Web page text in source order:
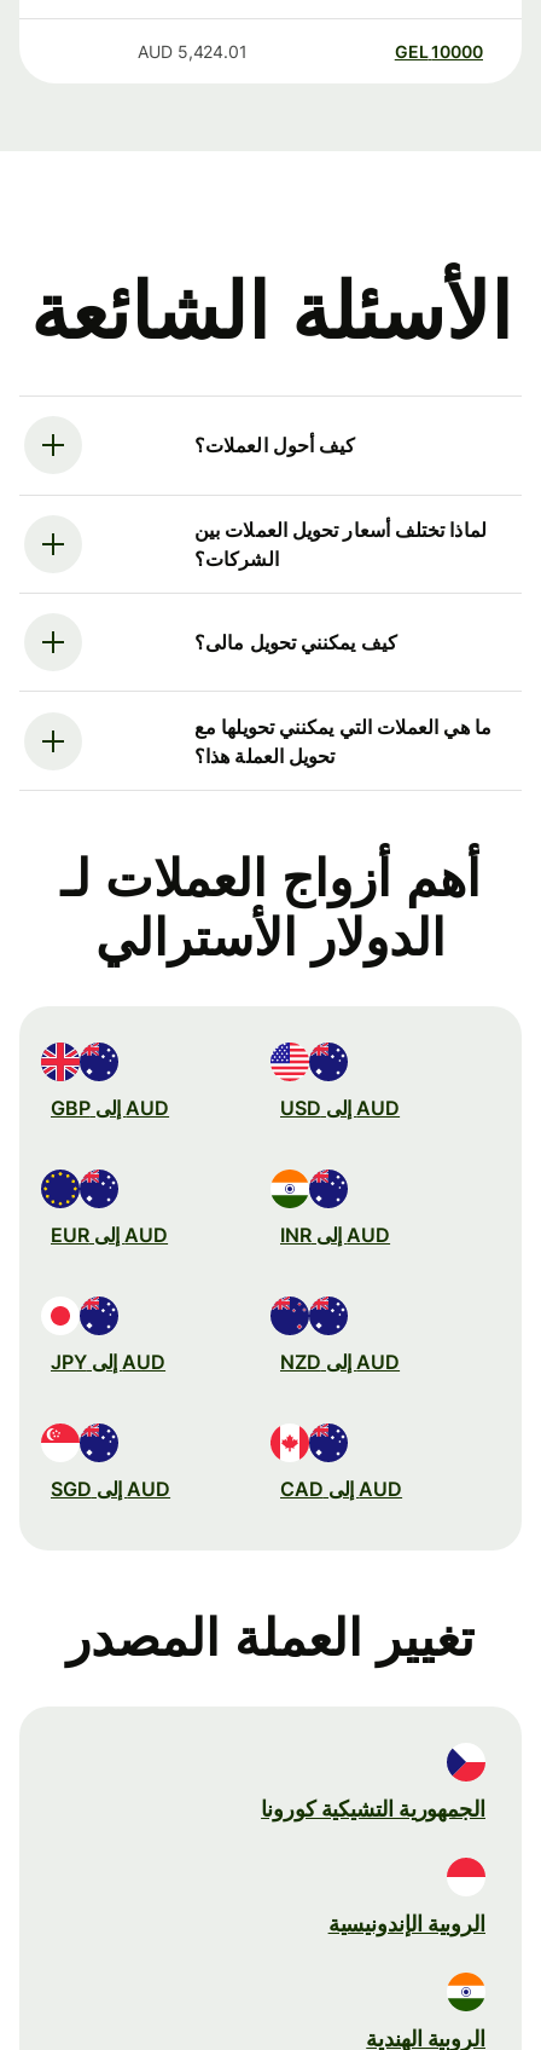
10000
GEL
5,424.01
AUD
الأسئلة الشائعة
كيف أحول العملات؟
لماذا تختلف أسعار تحويل العملات بين
الشركات؟
كيف يمكنني تحويل مالى؟
ما هي العملات التي يمكنني تحويلها مع
تحويل العملة هذا؟
أهم أزواج العملات لـ
الدولار الأسترالي
AUD إلى USD AUD إلى GBP
AUD إلى INR AUD إلى EUR
AUD إلى NZD AUD إلى JPY
AUD إلى CAD AUD إلى SGD
تغيير العملة المصدر
الجمهورية التشيكية كورونا
الروبية الإندونيسية
الروبية الهندية